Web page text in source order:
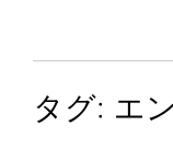
タグ: エ